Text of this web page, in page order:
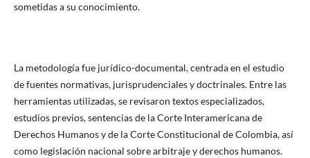
sometidas a su conocimiento.
La metodología fue jurídico-documental, centrada en el estudio
de fuentes normativas, jurisprudenciales y doctrinales. Entre las
herramientas utilizadas, se revisaron textos especializados,
estudios previos, sentencias de la Corte Interamericana de
Derechos Humanos y de la Corte Constitucional de Colombia, así
como legislación nacional sobre arbitraje y derechos humanos.